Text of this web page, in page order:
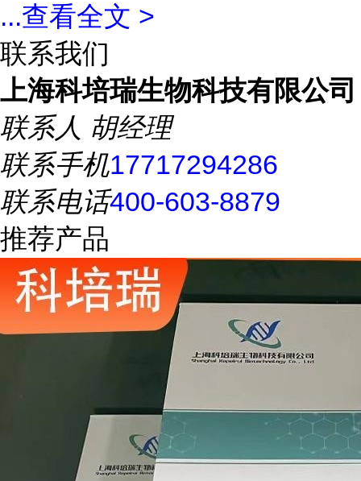
...查看全文 >
联系我们
上海科培瑞生物科技有限公司
联系人 胡经理
联系手机17717294286
联系电话400-603-8879
推荐产品